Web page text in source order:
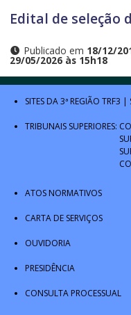
Edital de seleção
Publicado em 18/12/
29/05/2026 às 15h18
SITES DA 3ª REGIÃO TRF3 |
TRIBUNAIS SUPERIORES:
ATOS NORMATIVOS
CARTA DE SERVIÇOS
OUVIDORIA
PRESIDÊNCIA
CONSULTA PROCESSUAL